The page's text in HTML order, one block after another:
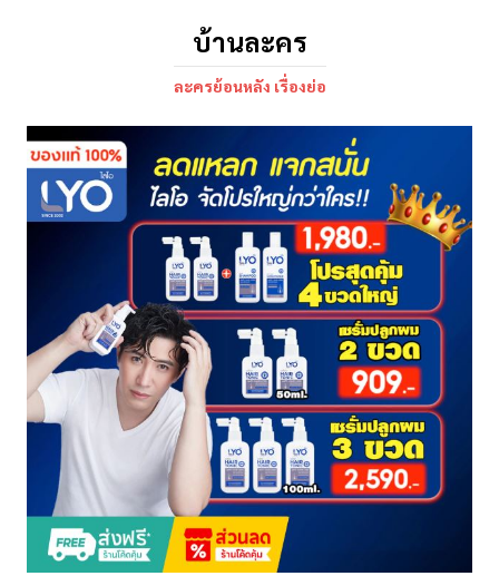
บ้านละคร
ละครย้อนหลัง เรื่องย่อ